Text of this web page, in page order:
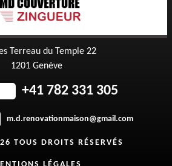
Terreau du Temple 22
1201 Genève
+41 782 331 305
m.d.renovationmaison@gmail.com
TOUS DROITS RÉSERVÉS